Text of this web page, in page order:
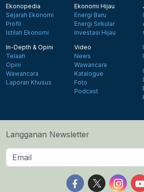
Ekonopedia
Sejarah Ekonomi
Profil
Istilah Ekonomi
Ekonomi Hijau
Energi Baru
Energi Sirkular
Investasi Hijau
In-Depth & Opini
Telaah
Opini
Wawancara
Laporan Khusus
Video
News
Wawancara
Katalogue
Foto
Podcast
Langganan Newsletter
Follow us on
Follow us